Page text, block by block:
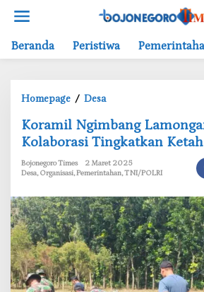
Beranda Peristiwa
Homepage / DesaK
r
a
m
i
N
g
i
m
b
a
Koramil Ngimbang
Kolaborasi Tingkatkan
Bojonegoro Times
2 Maret 2025
Desa,Organisasi,Pemerintahan,TNI/POLRI